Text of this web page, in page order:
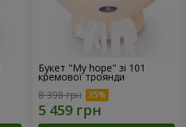
Букет "My hope" зі 101
кремової троянди
8 398 грн